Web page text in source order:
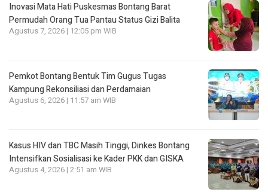
Inovasi Mata Hati Puskesmas Bontang Barat
Permudah Orang Tua Pantau Status Gizi Balita
Agustus 7, 2026 | 12:05 pm WIB
Pemkot Bontang Bentuk Tim Gugus Tugas
Kampung Rekonsiliasi dan Perdamaian
Agustus 6, 2026 | 11:57 am WIB
Kasus HIV dan TBC Masih Tinggi, Dinkes Bontang
Intensifkan Sosialisasi ke Kader PKK dan GISKA
Agustus 4, 2026 | 2:51 am WIB